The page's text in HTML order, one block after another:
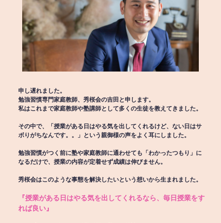
申し遅れました。
勉強習慣専門家庭教師、秀桜会の吉田と申します。
私はこれまで家庭教師や塾講師として多くの生徒を教えてきました。
その中で、「授業がある日はやる気を出してくれるけど、ない日はサ
ボりがちなんです。。」という親御様の声をよく耳にしました。
勉強習慣がつく前に塾や家庭教師に通わせても「わかったつもり」に
なるだけで、授業の内容が定着せず成績は伸びません。
秀桜会はこのような事態を解決したいという想いから生まれました。
『授業がある日はやる気を出してくれるなら、毎日授業をす
れば良い』